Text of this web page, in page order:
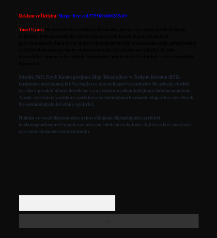
Reklam ve İletişim:Skype: live:.cid.575569c608265c69
Yasal Uyarı:
Sitemiz, 5651 Sayılı Kanun gereğince Bilgi Teknolojileri ve İletişim Kurumu (BTK)
tarafından onaylanmış bir Yer Sağlayıcı olarak hizmet vermektedir. Bu nedenle, sitedeki
içerikleri proaktif olarak denetleme veya araştırma yükümlülüğümüz bulunmamaktadır.
Ancak, üyelerimiz yazdıkları içeriklerin sorumluluğunu taşımakta olup, siteye üye olarak
bu sorumluluğu kabul etmiş sayılırlar.
Hukuka ve yasal düzenlemelere aykırı olduğunu düşündüğünüz içerikleri,
backlinkpanelicomtr@gmail.com adresine bildirmeniz halinde, ilgili içerikler yasal süre
içerisinde sitemizden kaldırılacaktır.